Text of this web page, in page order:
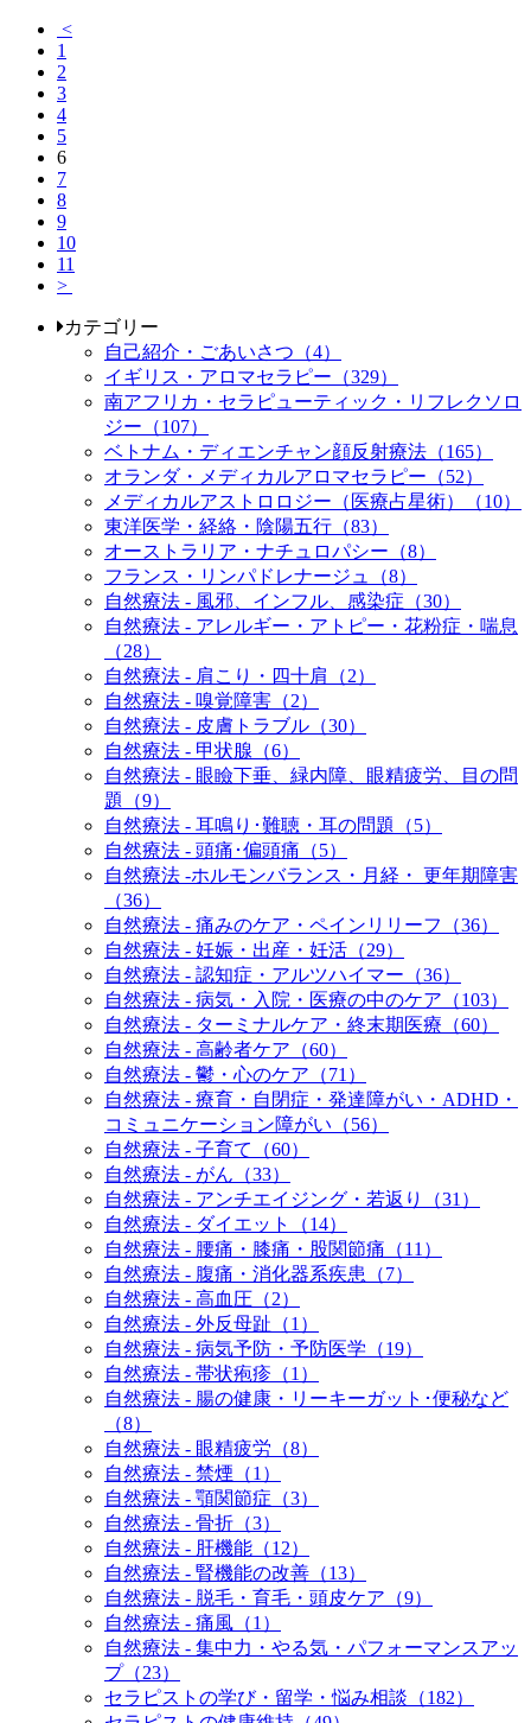
<
1
2
3
4
5
6
7
8
9
10
11
>
カテゴリー
自己紹介・ごあいさつ（4）
イギリス・アロマセラピー（329）
南アフリカ・セラピューティック・リフレクソロ
ジー（107）
ベトナム・ディエンチャン顔反射療法（165）
オランダ・メディカルアロマセラピー（52）
メディカルアストロロジー（医療占星術）（10）
東洋医学・経絡・陰陽五行（83）
オーストラリア・ナチュロパシー（8）
フランス・リンパドレナージュ（8）
自然療法 - 風邪、インフル、感染症（30）
自然療法 - アレルギー・アトピー・花粉症・喘息
（28）
自然療法 - 肩こり・四十肩（2）
自然療法 - 嗅覚障害（2）
自然療法 - 皮膚トラブル（30）
自然療法 - 甲状腺（6）
自然療法 - 眼瞼下垂、緑内障、眼精疲労、目の問
題（9）
自然療法 - 耳鳴り･難聴・耳の問題（5）
自然療法 - 頭痛･偏頭痛（5）
自然療法 -ホルモンバランス・月経・ 更年期障害
（36）
自然療法 - 痛みのケア・ペインリリーフ（36）
自然療法 - 妊娠・出産・妊活（29）
自然療法 - 認知症・アルツハイマー（36）
自然療法 - 病気・入院・医療の中のケア（103）
自然療法 - ターミナルケア・終末期医療（60）
自然療法 - 高齢者ケア（60）
自然療法 - 鬱・心のケア（71）
自然療法 - 療育・自閉症・発達障がい・ADHD・
コミュニケーション障がい（56）
自然療法 - 子育て（60）
自然療法 - がん（33）
自然療法 - アンチエイジング・若返り（31）
自然療法 - ダイエット（14）
自然療法 - 腰痛・膝痛・股関節痛（11）
自然療法 - 腹痛・消化器系疾患（7）
自然療法 - 高血圧（2）
自然療法 - 外反母趾（1）
自然療法 - 病気予防・予防医学（19）
自然療法 - 帯状疱疹（1）
自然療法 - 腸の健康・リーキーガット･便秘など
（8）
自然療法 - 眼精疲労（8）
自然療法 - 禁煙（1）
自然療法 - 顎関節症（3）
自然療法 - 骨折（3）
自然療法 - 肝機能（12）
自然療法 - 腎機能の改善（13）
自然療法 - 脱毛・育毛・頭皮ケア（9）
自然療法 - 痛風（1）
自然療法 - 集中力・やる気・パフォーマンスアッ
プ（23）
セラピストの学び・留学・悩み相談（182）